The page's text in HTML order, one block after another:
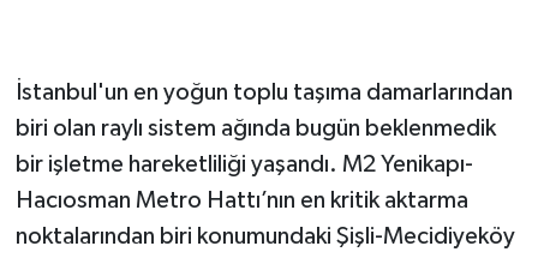
İstanbul'un en yoğun toplu taşıma damarlarından
biri olan raylı sistem ağında bugün beklenmedik
bir işletme hareketliliği yaşandı. M2 Yenikapı-
Hacıosman Metro Hattı’nın en kritik aktarma
noktalarından biri konumundaki Şişli-Mecidiyeköy